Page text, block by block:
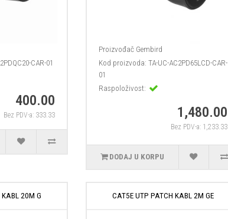
CAR-01
400.00
Bez PDV-a: 333.33
ProizvođačGembird
Kod proizvoda: TA-UC-AC2PD65LCD-CAR-
01
Raspoloživost:
1,480.00
Bez PDV-a: 1,233.33
DODAJ U KORPU
20M G CAT5E UTP PATCH KABL 2M GE